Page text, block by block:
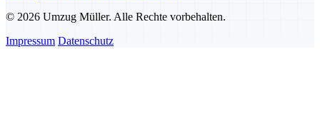
© 2026 Umzug Müller. Alle Rechte vorbehalten.
Impressum Datenschutz